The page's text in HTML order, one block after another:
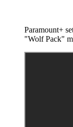
Paramount+
"Wolf Pack"